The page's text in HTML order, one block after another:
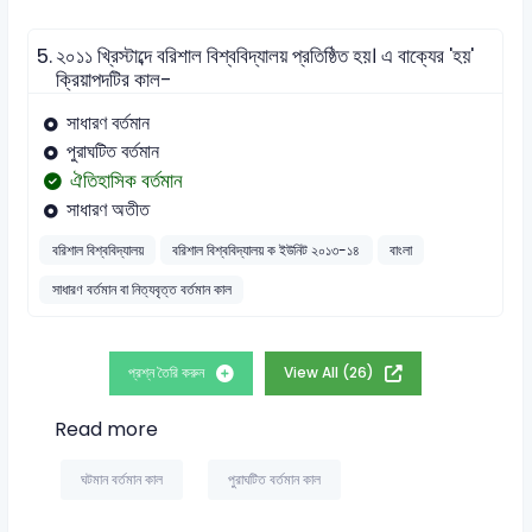
5.২০১১ খ্রিস্টাব্দে বরিশাল বিশ্ববিদ্যালয় প্রতিষ্ঠিত হয়। এ বাক্যের 'হয়'
ক্রিয়াপদটির কাল-
সাধারণ বর্তমান
পুরাঘটিত বর্তমান
ঐতিহাসিক বর্তমান
সাধারণ অতীত
বরিশাল বিশ্ববিদ্যালয় বরিশাল বিশ্ববিদ্যালয় ক ইউনিট ২০১৩-১৪
বাংলা
সাধারণ বর্তমান বা নিত্যবৃত্ত বর্তমান কাল
প্রশ্ন তৈরি করুন View All (26)
Read more
ঘটমান বর্তমান কাল পুরাঘটিত বর্তমান কাল